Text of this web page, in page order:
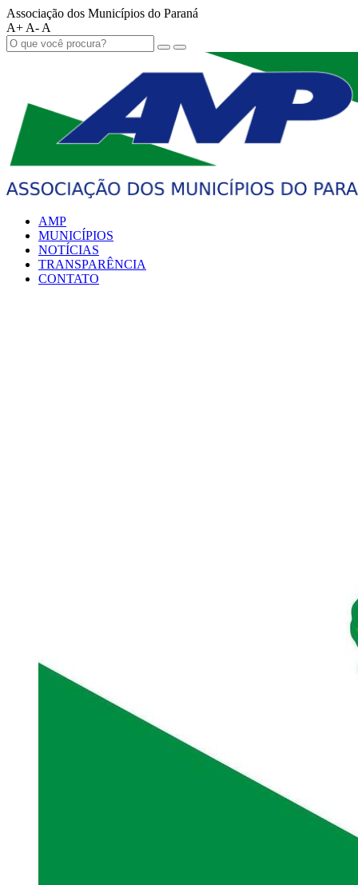
Associação dos Municípios do Paraná
A+ A- A
AMP
MUNICÍPIOS
NOTÍCIAS
TRANSPARÊNCIA
CONTATO